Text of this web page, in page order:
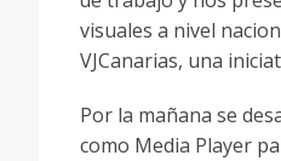
visuales a nivel
VJCanarias, una
Por la mañana se
como Media Player